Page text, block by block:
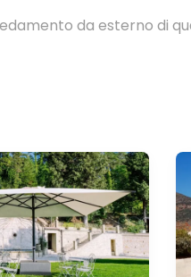
da esterno di